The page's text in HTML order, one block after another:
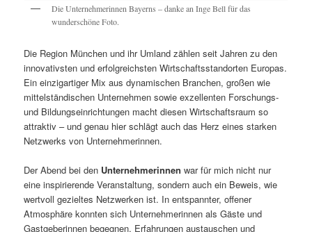
Die Unternehmerinnen Bayerns – danke an Inge Bell für das
wunderschöne Foto.
Die Region München und ihr Umland zählen seit Jahren zu den
innovativsten und erfolgreichsten Wirtschaftsstandorten Europas.
Ein einzigartiger Mix aus dynamischen Branchen, großen wie
mittelständischen Unternehmen sowie exzellenten Forschungs-
und Bildungseinrichtungen macht diesen Wirtschaftsraum so
attraktiv – und genau hier schlägt auch das Herz eines starken
Netzwerks von Unternehmerinnen.
Der Abend bei den Unternehmerinnen war für mich nicht nur
eine inspirierende Veranstaltung, sondern auch ein Beweis, wie
wertvoll gezieltes Netzwerken ist. In entspannter, offener
Atmosphäre konnten sich Unternehmerinnen als Gäste und
Gastgeberinnen begegnen, Erfahrungen austauschen und